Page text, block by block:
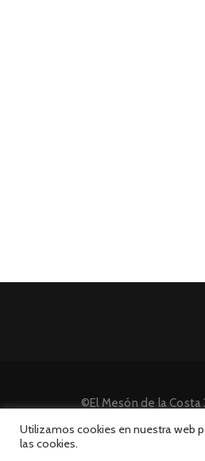
©El Mesón de la
Desarrollado por
Utilizamos cookies en nuestra web
las cookies.